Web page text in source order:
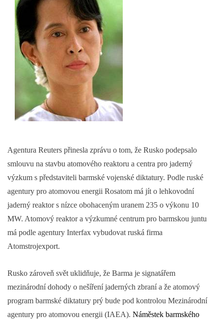
Agentura Reuters přinesla zprávu o tom, že Rusko podepsalo
smlouvu na stavbu atomového reaktoru a centra pro jaderný
výzkum s představiteli barmské vojenské diktatury. Podle ruské
agentury pro atomovou energii Rosatom má jít o lehkovodní
jaderný reaktor s nízce obohaceným uranem 235 o výkonu 10
MW. Atomový reaktor a výzkumné centrum pro barmskou juntu
má podle agentury Interfax vybudovat ruská firma
Atomstrojexport.
Rusko zároveň svět uklidňuje, že Barma je signatářem
mezinárodní dohody o nešíření jaderných zbraní a že atomový
program barmské diktatury prý bude pod kontrolou Mezinárodní
agentury pro atomovou energii (IAEA). Náměstek barmského